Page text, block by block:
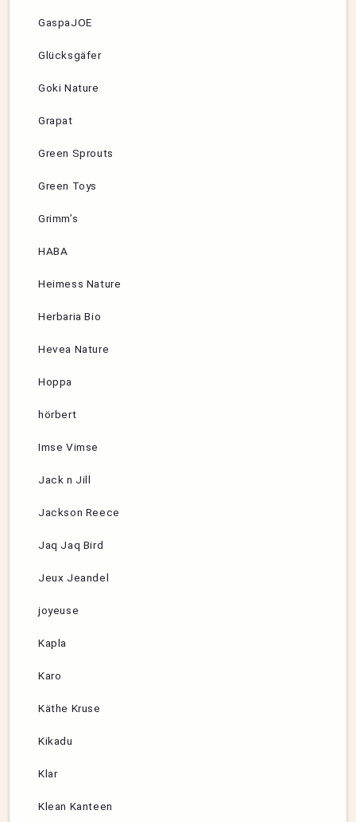
GaspaJOE
Glücksgäfer
Goki Nature
Grapat
Green Sprouts
Green Toys
Grimm’s
HABA
Heimess Nature
Herbaria Bio
Hevea Nature
Hoppa
hörbert
Imse Vimse
Jack n Jill
Jackson Reece
Jaq Jaq Bird
Jeux Jeandel
joyeuse
Kapla
Karo
Käthe Kruse
Kikadu
Klar
Klean Kanteen